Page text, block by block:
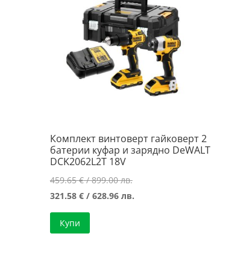
Комплект винтоверт гайковерт 2
батерии куфар и зарядно DeWALT
DCK2062L2T 18V
459.65€/ 899.00 лв.Original
price
321.58 €/ 628.96 лв.Текущата
Купи